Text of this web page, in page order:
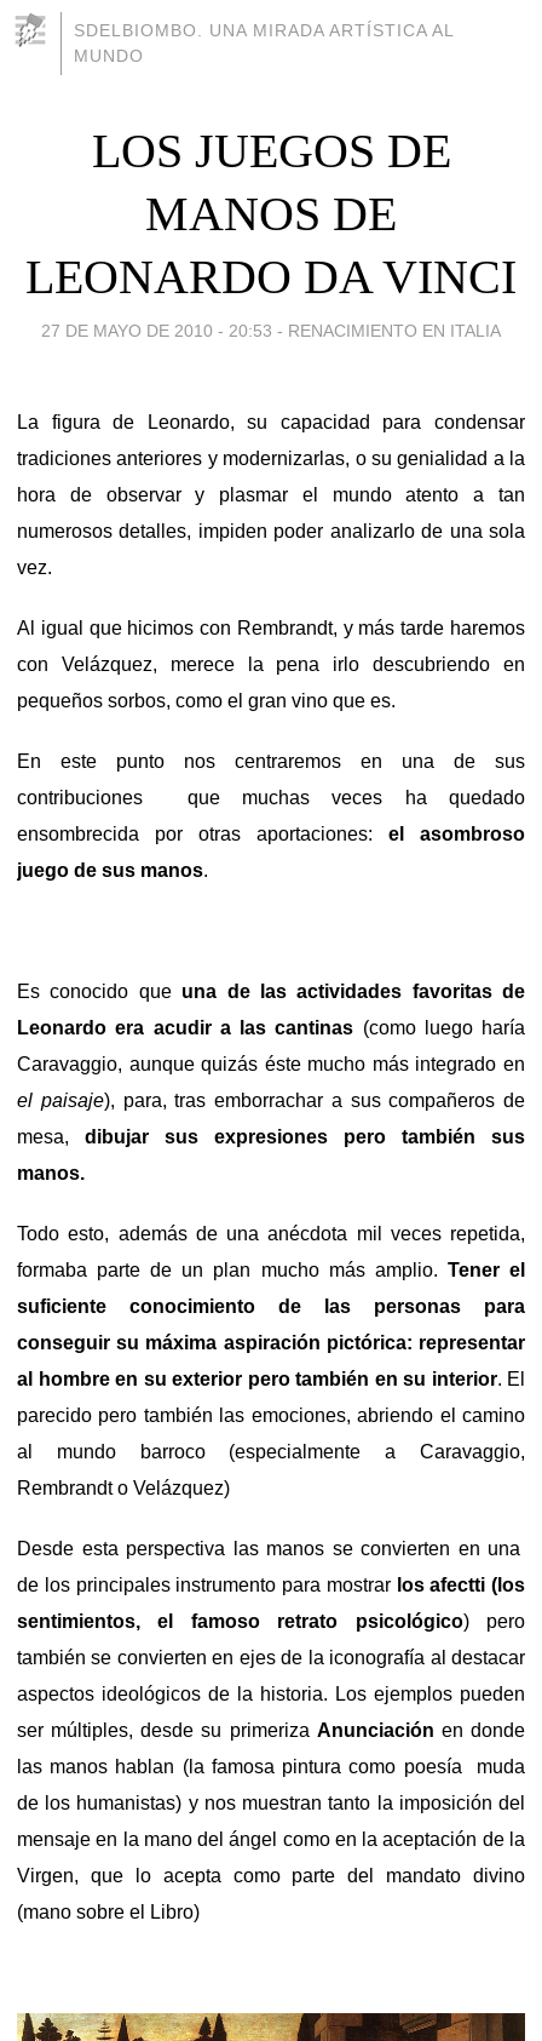
SDELBIOMBO. UNA MIRADA ARTÍSTICA AL
MUNDO
LOS JUEGOS DE
MANOS DE
LEONARDO DA VINCI
27 DE MAYO DE 2010 - 20:53 - RENACIMIENTO EN ITALIA
La figura de Leonardo, su capacidad para condensar
tradiciones anteriores y modernizarlas, o su genialidad a la
hora de observar y plasmar el mundo atento a tan
numerosos detalles, impiden poder analizarlo de una sola
vez.
Al igual que hicimos con Rembrandt, y más tarde haremos
con Velázquez, merece la pena irlo descubriendo en
pequeños sorbos, como el gran vino que es.
En este punto nos centraremos en una de sus
contribuciones
que muchas veces ha quedado
ensombrecida por otras aportaciones: el asombroso
juego de sus manos.
Es conocido que una de las actividades favoritas de
Leonardo era acudir a las cantinas (como luego haría
Caravaggio, aunque quizás éste mucho más integrado en
el paisaje), para, tras emborrachar a sus compañeros de
mesa, dibujar sus expresiones pero también sus
manos.
Todo esto, además de una anécdota mil veces repetida,
formaba parte de un plan mucho más amplio. Tener el
suficiente conocimiento de las personas para
conseguir su máxima aspiración pictórica: representar
al hombre en su exterior pero también en su interior. El
parecido pero también las emociones, abriendo el camino
al mundo barroco (especialmente a Caravaggio,
Rembrandt o Velázquez)
Desde esta perspectiva las manos se convierten en una
de los principales instrumento para mostrar los afectti (los
sentimientos, el famoso retrato psicológico) pero
también se convierten en ejes de la iconografía al destacar
aspectos ideológicos de la historia. Los ejemplos pueden
ser múltiples, desde su primeriza Anunciación en donde
las manos hablan (la famosa pintura como poesía
muda
de los humanistas) y nos muestran tanto la imposición del
mensaje en la mano del ángel como en la aceptación de la
Virgen, que lo acepta como parte del mandato divino
(mano sobre el Libro)